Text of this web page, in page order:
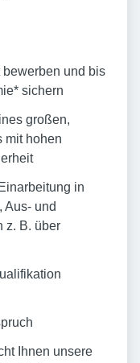
bewerben und bis
sichern
großen,
mit hohen
in
Aus- und
z. B. über
Ihnen unsere